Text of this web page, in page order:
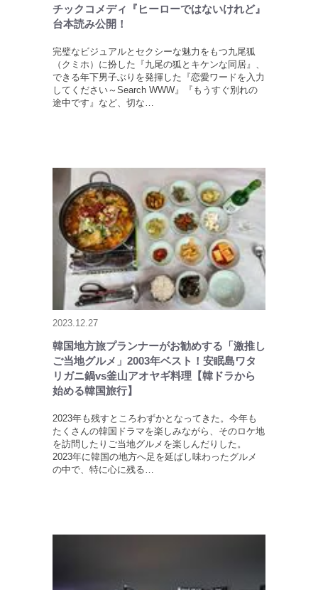
チックコメディ『ヒーローではないけれど』
台本読み公開！
完璧なビジュアルとセクシーな魅力をもつ九尾狐
（クミホ）に扮した『九尾の狐とキケンな同居』、
できる年下男子ぶりを発揮した『恋愛ワードを入力
してください～Search WWW』『もうすぐ別れの
途中です』など、切な…
2023.12.27
韓国地方旅プランナーがお勧めする「激推し
ご当地グルメ」2003年ベスト！安眠島ワタ
リガニ鍋vs釜山アオヤギ料理【韓ドラから
始める韓国旅行】
2023年も残すところわずかとなってきた。今年も
たくさんの韓国ドラマを楽しみながら、そのロケ地
を訪問したりご当地グルメを楽しんだりした。
2023年に韓国の地方へ足を延ばし味わったグルメ
の中で、特に心に残る…